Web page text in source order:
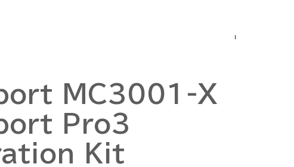
MC3001-X
Pro3
Kit